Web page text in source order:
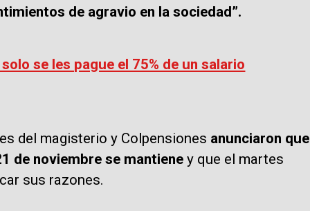
de agravio en la sociedad”.
se les pague el 75% de un salario
del magisterio y Colpensiones anunciaron que
de noviembre se mantieney que el martes
sus razones.